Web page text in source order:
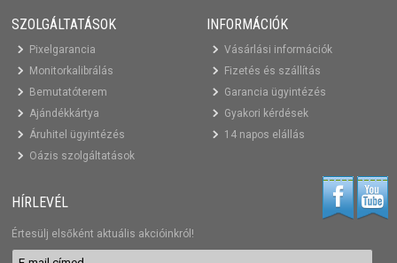
SZOLGÁLTATÁSOK
Pixelgarancia
Monitorkalibrálás
Bemutatóterem
Ajándékkártya
Áruhitel ügyintézés
Oázis szolgáltatások
INFORMÁCIÓK
Vásárlási információk
Fizetés és szállítás
Garancia ügyintézés
Gyakori kérdések
14 napos elállás
HÍRLEVÉL
Értesülj elsőként aktuális akcióinkról!